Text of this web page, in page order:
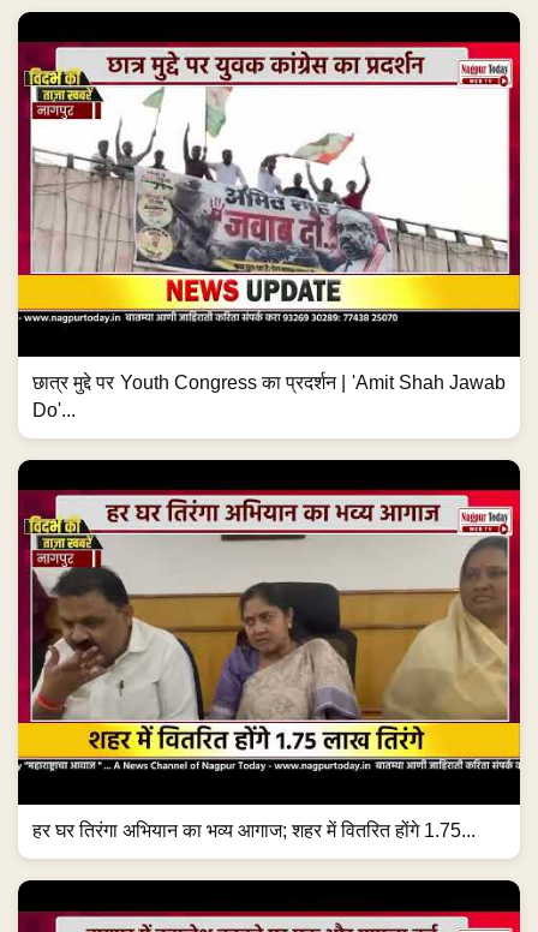
छात्र मुद्दे पर Youth Congress का प्रदर्शन | 'Amit Shah Jawab
Do'...
हर घर तिरंगा अभियान का भव्य आगाज; शहर में वितरित होंगे 1.75...